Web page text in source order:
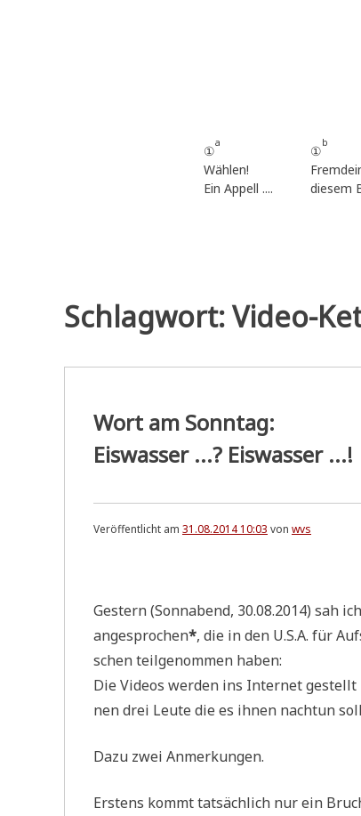
①
a
Wählen!
Ein Appell ....
①
b
diesem
Schlagwort:Video-
Wort am Sonntag:
Eiswasser ...? Eiswasser ...!
Veröffentlicht am 31.08.2014 10:03 von wvs
Gestern (Sonn­abend, 30.08.2014) sah
ange­spro­chen*, die in den U.S.A. für
schen teil­ge­nom­men haben:
Die Vide­os wer­den ins Inter­net gestellt
nen drei Leu­te die es ihnen nach­tun
Dazu zwei Anmerkungen.
Erstens kommt tat­säch­lich nur ein